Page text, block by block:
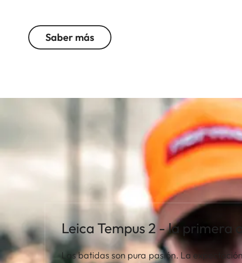
Saber más
Leica Tempus 2 - la primera
Las batidas son pura pasión. La